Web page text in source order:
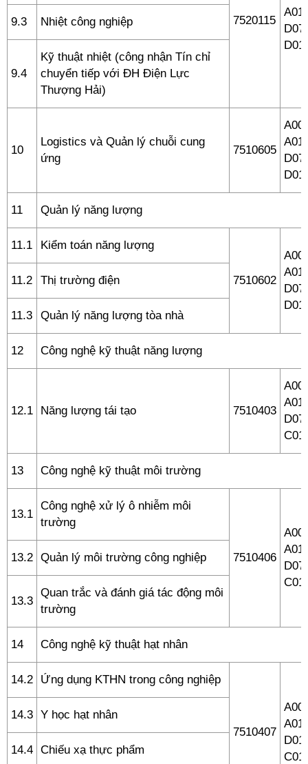
7520115
A01,
D07,
D01
9.3 Nhiệt công nghiệp
9.4
Kỹ thuật nhiệt (công nhận Tín chỉ
chuyển tiếp với ĐH Điện Lực
Thượng Hải)
10
Logistics và Quản lý chuỗi cung
ứng
7510605
A00
A01,
D07,
D01
11 Quản lý năng lượng
11.1 Kiểm toán năng lượng
7510602
A00
A01,
D07,
D01
11.2 Thị trường điện
11.3 Quản lý năng lượng tòa nhà
12 Công nghệ kỹ thuật năng lượng
12.1 Năng lượng tái tạo 7510403
A00
A01,
D07,
C01
13 Công nghệ kỹ thuật môi trường
13.1
Công nghệ xử lý ô nhiễm môi
trường
7510406
A00
A01,
D07,
C01
13.2 Quản lý môi trường công nghiệp
13.3
Quan trắc và đánh giá tác động môi
trường
14 Công nghệ kỹ thuật hạt nhân
14.2 Ứng dụng KTHN trong công nghiệp
7510407
A00
A01,
D01,
C01
14.3 Y học hạt nhân
14.4 Chiếu xạ thực phẩm